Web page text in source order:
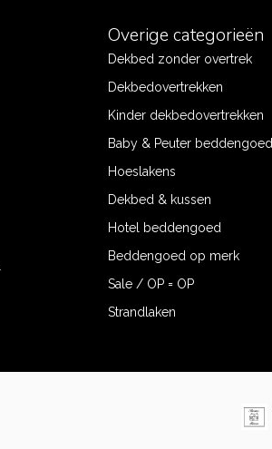
Overige categorieën
Dekbed zonder overtrek
Dekbedovertrekken
Kinder dekbedovertrekken
Baby & Peuter beddengoed
Hoeslakens
Dekbed & kussen
Hotel beddengoed
Beddengoed op merk
Sale / OP = OP
Strandlaken